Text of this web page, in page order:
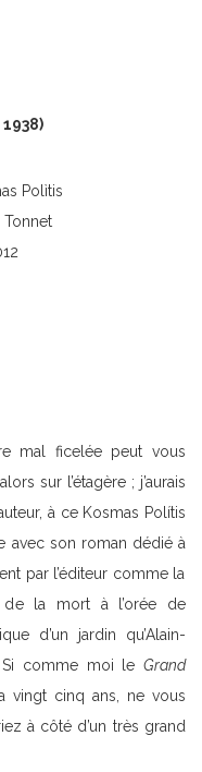
1938)
Polìtis
mal ficelée peut vous
sur l’étagère ; j’aurais
à ce Kosmas Polítis
avec son roman dédié à
par l’éditeur comme la
de la mort à l’orée de
d’un jardin qu’Alain-
Si comme moi le Grand
vingt cinq ans, ne vous
à côté d’un très grand